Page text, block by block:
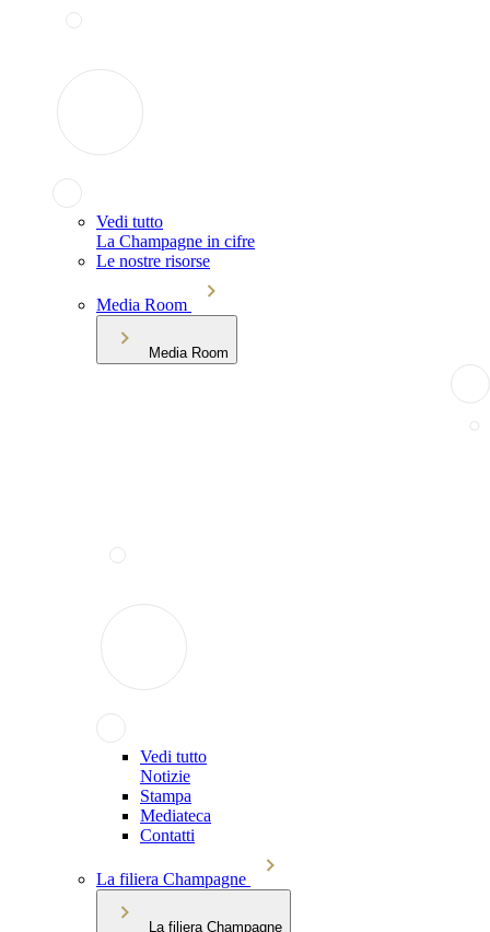
Vedi tutto
La Champagne in cifre
Le nostre risorse
Media Room
Media Room
Vedi tutto
Notizie
Stampa
Mediateca
Contatti
La filiera Champagne
La filiera Champagne